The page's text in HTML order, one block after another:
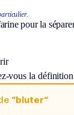
pour la
vous la
“bluter“